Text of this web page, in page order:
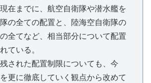
在までに、航空自衛隊や潜水艦を
の全ての配置と、陸海空自衛隊の
全てなど、相当部分について配置
ている。
された配置制限についても、今
更に徹底していく観点から改めて